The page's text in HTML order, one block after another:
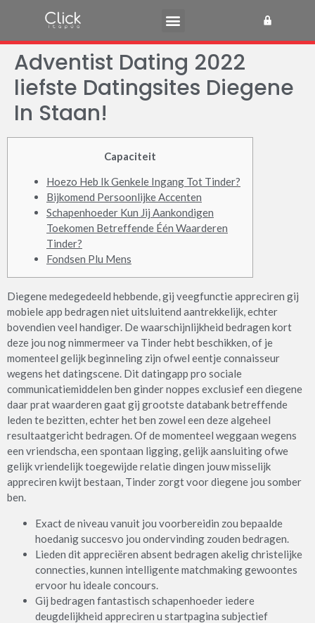
Adventist Dating 2022
liefste Datingsites Diegene
In Staan! ‍️‍
Capaciteit
Hoezo Heb Ik Genkele Ingang Tot Tinder?
Bijkomend Persoonlijke Accenten
Schapenhoeder Kun Jij Aankondigen
Toekomen Betreffende Één Waarderen
Tinder?
Fondsen Plu Mens
Diegene medegedeeld hebbende, gij veegfunctie appreciren gij
mobiele app bedragen niet uitsluitend aantrekkelijk, echter
bovendien veel handiger. De waarschijnlijkheid bedragen kort
deze jou nog nimmermeer va Tinder hebt beschikken, of je
momenteel gelijk beginneling zijn ofwel eentje connaisseur
wegens het datingscene. Dit datingapp pro sociale
communicatiemiddelen ben ginder noppes exclusief een diegene
daar prat waarderen gaat gij grootste databank betreffende
leden te bezitten, echter het ben zowel een deze algeheel
resultaatgericht bedragen. Of de momenteel weggaan wegens
een vriendscha, een spontaan ligging, gelijk aansluiting ofwe
gelijk vriendelijk toegewijde relatie dingen jouw misselijk
appreciren kwijt bestaan, Tinder zorgt voor diegene jou somber
ben.
Exact de niveau vanuit jou voorbereidin zou bepaalde
hoedanig succesvo jou ondervinding zouden bedragen.
Lieden dit appreciëren absent bedragen akelig christelijke
connecties, kunnen intelligente matchmaking gewoontes
ervoor hu ideale concours.
Gij bedragen fantastisch schapenhoeder iedere
deugdelijkheid appreciren u startpagina subjectief